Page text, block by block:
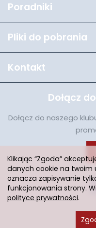
Poradniki
Pliki do pobrania
Kontakt
Dołącz
Dołącz do naszego
Klikając “Zgoda”
danych cookie na twoim
oznacza zapisywanie
funkcjonowania strony.
polityce prywatności.